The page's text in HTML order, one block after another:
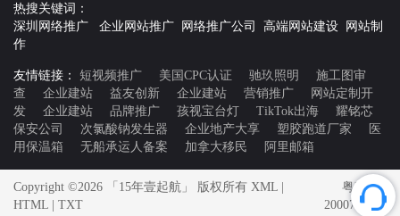
热搜关键词：
深圳网络推广 企业网站推广 网络推广公司 高端网站建设 网站制
作
友情链接： 短视频推广 美国CPC认证 驰玖照明
施工图审
查
企业建站 益友创新 企业建站 营销推广
网站定制开
发
企业建站 品牌推广 孩视宝台灯 TikTok出海
耀铭芯
保安公司
次氯酸钠发生器 企业地产大享 塑胶跑道厂家
医
用保温箱
无船承运人备案 加拿大移民 阿里邮箱
Copyright ©2026 「15年壹起航」 版权所有 XML |
HTML | TXT
粤ICP备
20007592号